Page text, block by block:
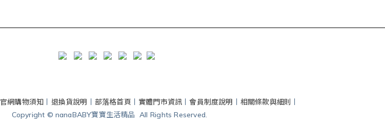
官網購物須知 退換貨說明 部落格首頁 實體門市資訊 丨會員制度說明 相關條款與細則
Copyright © nanaBABY寶寶生活精品 All Rights Reserved.